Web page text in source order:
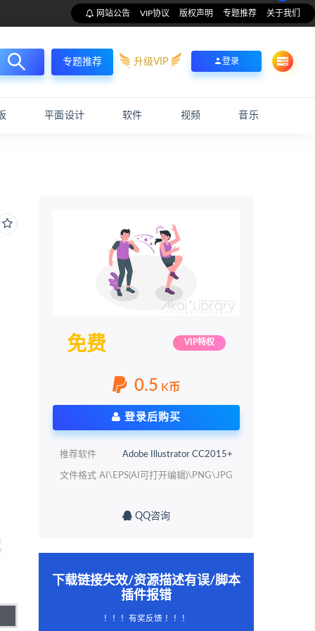
网站公告 VIP协议 版权声明 专题推荐 关于我们
专题推荐 升级VIP 登录
平面设计 软件 视频 音乐
免费 VIP特权
0.5 K币
登录后购买
推荐软件 Adobe Illustrator CC2015+
文件格式 AI\EPS(AI可打开编辑)\PNG\JPG
QQ咨询
下载链接失效/资源描述有误/脚本
插件报错
！！！有奖反馈 ！！！